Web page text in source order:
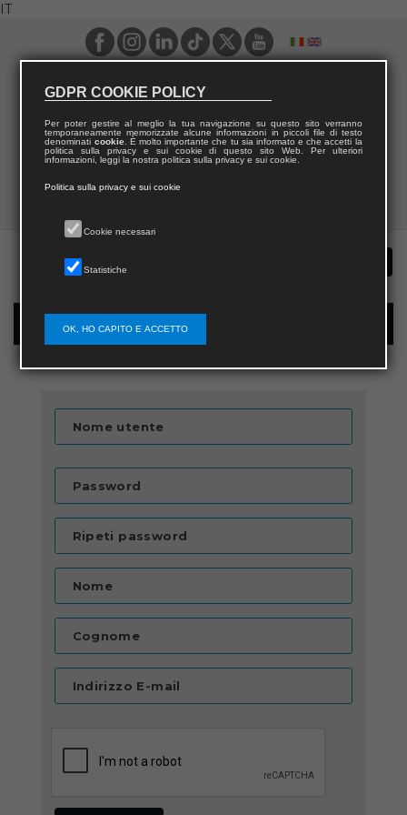
IT
Registrazione nuovo utente per acquisti sul sito
Nome utente
Password
Ripeti password
Nome
Cognome
Indirizzo E-mail
GDPR COOKIE POLICY
Per poter gestire al meglio la tua navigazione su questo sito verranno
temporaneamente memorizzate alcune informazioni in piccoli file di testo
denominati cookie. È molto importante che tu sia informato e che accetti la
politica sulla privacy e sui cookie di questo sito Web. Per ulteriori
informazioni, leggi la nostra politica sulla privacy e sui cookie.
Politica sulla privacy e sui cookie
Cookie necessari
Statistiche
OK, HO CAPITO E ACCETTO